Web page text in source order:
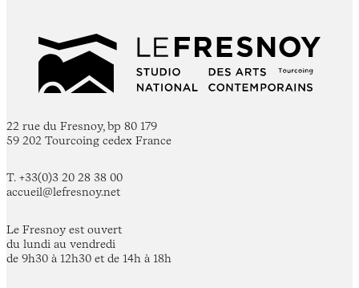
22 rue du Fresnoy, bp 80 179
59 202 Tourcoing cedex France
T. +33(0)3 20 28 38 00
accueil@lefresnoy.net
Le Fresnoy est ouvert
du lundi au vendredi
de 9h30 à 12h30 et de 14h à 18h